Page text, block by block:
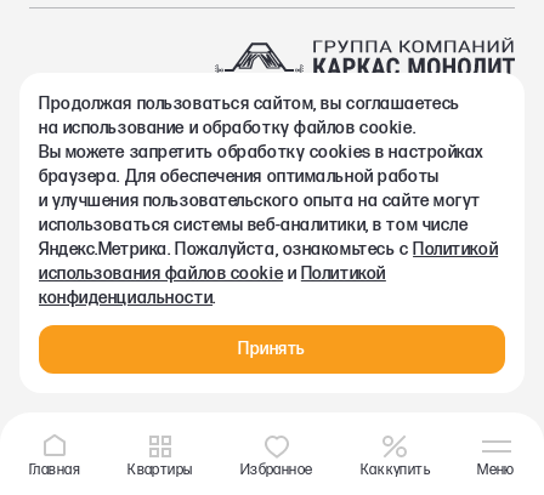
2002-2026. Группа компаний Каркас Монолит
Политика конфиденциальности
Правовая информация
Согласие на обработку персональных данных
Согласие на получение рекламно-информационных материалов
Любая информация, представленная на данном сайте, носит
исключительно информационный характер и ни при каких
условиях не является публичной офертой, определяемой
Главная Квартиры Избранное Как купить Меню
Продолжая пользоваться сайтом, вы соглашаетесь
на использование и обработку файлов cookie.
Вы можете запретить обработку сookies в настройках
браузера. Для обеспечения оптимальной работы
и улучшения пользовательского опыта на сайте могут
использоваться системы веб-аналитики, в том числе
Яндекс.Метрика. Пожалуйста, ознакомьтесь с Политикой
использования файлов cookieи Политикой
конфиденциальности.
Принять